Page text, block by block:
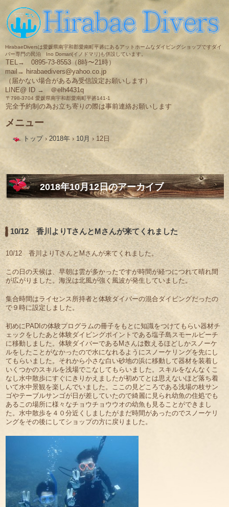
HirabaeDiversは愛媛県南宇和郡愛南町平碆にあるアットホームなダイビングショップですダイ
バー専門の民泊 Ino Domari(イノドマリ)も併設しています。
TEL→ 0895-73-8553（8時〜21時）
mail→ hirabaedivers@yahoo.co.jp
（届かない場合がある為受信設定お願いします）
LINE@ ID → ＠elh4431q
〒798-3704 愛媛県南宇和郡愛南町平碆141-1
完全予約制の為お立ち寄りの際は事前連絡お願いします
メニュー
へ
ス
キ
ッ
プ
トップ › 2018年 › 10月 › 12日
2018年10月12日のアーカイブ
10/12 香川よりTさんとMさんが来てくれました
10/12 香川よりTさんとMさんが来てくれました。
この日の天候は、早朝は雲が多かったですが時間が経つにつれて晴れ間
が広がりました。海況は北風が強く風波が発生していました。
集合時間はライセンス所持者と体験ダイバーの混合ダイビングだったの
で９時に設定しました。
初めにPADIの体験プログラムの冊子をもとに知識をつけてもらい器材チ
ェックをしたあと体験ダイビングポイントである塩子島スモールビーチ
に移動しました。体験ダイバーであるMさんは数えるほどしかスノーケ
ルをしたことがなかったので水になれるようにスノーケリングを先にし
てもらいました。それから小さな白い砂地の浜に移動して器材を装着し
いくつかのスキルを浅場でこなしてもらいました。スキルをなんなくこ
なし水中散歩にすぐにきりかえましたが初めてとは思えないほど落ち着
いて水中景観を楽しんでいました。ここの見どころである浅場の枝サン
ゴやテーブルサンゴが日が差していたので綺麗に見られ幼魚の住処でも
あるこの場所に様々なチョウチョウウオの幼魚も見ることができまし
た。水中散歩を４０分近くしましたがまだ時間があったのでスノーケリ
ングをその後にしてショップの方に戻りました。